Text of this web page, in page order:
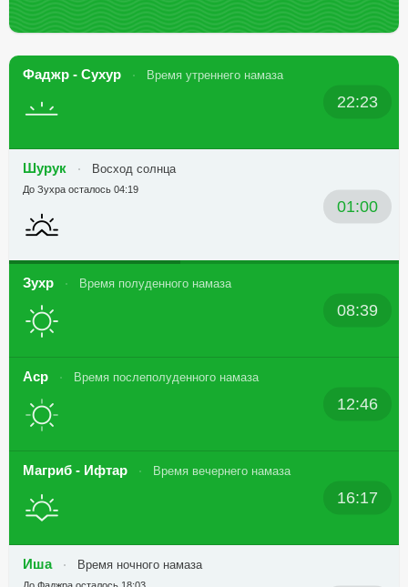
Фаджр - Сухур Время утреннего намаза
22:23
Шурук Восход солнца
01:00
До Зухра осталось 04:19
Зухр Время полуденного намаза
08:39
Аср Время послеполуденного намаза
12:46
Магриб - Ифтар Время вечернего намаза
16:17
Иша Время ночного намаза